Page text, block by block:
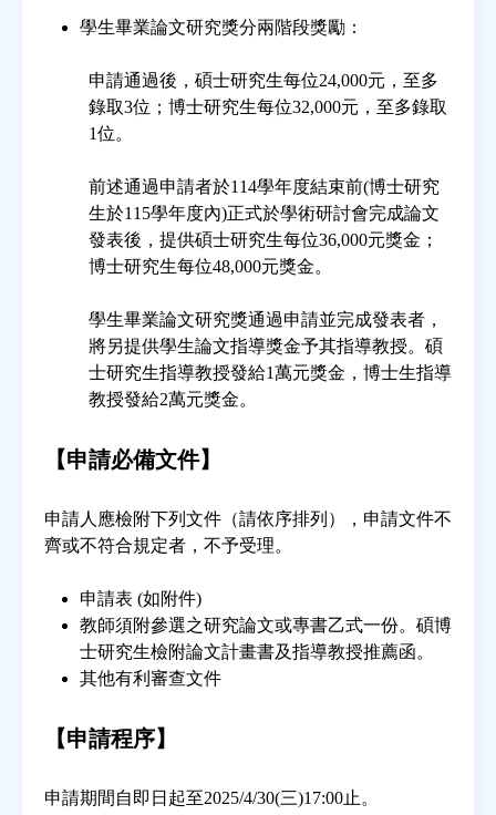
學生畢業論文研究獎分兩階段獎勵：
申請通過後，碩士研究生每位24,000元，至多
錄取3位；博士研究生每位32,000元，至多錄取
1位。
前述通過申請者於114學年度結束前(博士研究
生於115學年度內)正式於學術研討會完成論文
發表後，提供碩士研究生每位36,000元獎金；
博士研究生每位48,000元獎金。
學生畢業論文研究獎通過申請並完成發表者，
將另提供學生論文指導獎金予其指導教授。碩
士研究生指導教授發給1萬元獎金，博士生指導
教授發給2萬元獎金。
【申請必備文件】
申請人應檢附下列文件（請依序排列），申請文件不
齊或不符合規定者，不予受理。
申請表 (如附件)
教師須附參選之研究論文或專書乙式一份。碩博
士研究生檢附論文計畫書及指導教授推薦函。
其他有利審查文件
【申請程序】
申請期間自即日起至2025/4/30(三)17:00止。